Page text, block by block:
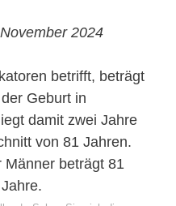
2024
betrifft, beträgt
Geburt in
damit zwei Jahre
von 81 Jahren.
Männer beträgt 81